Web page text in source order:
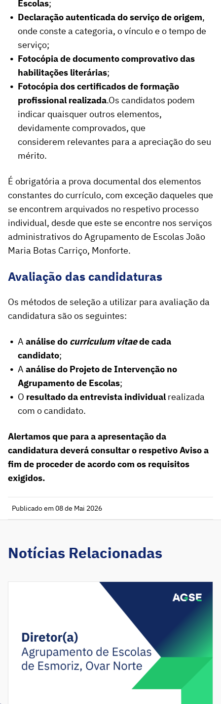
Escolas;
Declaração autenticada do serviço de origem,
onde conste a categoria, o vínculo e o tempo de
serviço;
Fotocópia de documento comprovativo das
habilitações literárias;
Fotocópia dos certificados de formação
profissional realizada.Os candidatos podem
indicar quaisquer outros elementos,
devidamente comprovados, que
considerem relevantes para a apreciação do seu
mérito.
É obrigatória a prova documental dos elementos
constantes do currículo, com exceção daqueles que
se encontrem arquivados no respetivo processo
individual, desde que este se encontre nos serviços
administrativos do Agrupamento de Escolas João
Maria Botas Carriço, Monforte.
Avaliação das candidaturas
Os métodos de seleção a utilizar para avaliação da
candidatura são os seguintes:
A análise do curriculum vitaede cada
candidato;
A análise do Projeto de Intervenção no
Agrupamento de Escolas;
O resultado da entrevista individualrealizada
com o candidato.
Alertamos que para a apresentação da
candidatura deverá consultar o respetivo Aviso a
fim de proceder de acordo com os requisitos
exigidos.
Publicado em 08 de Mai 2026
Notícias Relacionadas